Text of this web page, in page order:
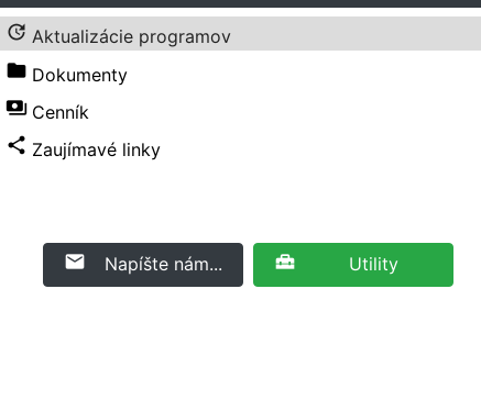
update Aktualizácie programov
folder Dokumenty
payments Cenník
share Zaujímavé linky
email Napíšte nám... home_repair_service Utility